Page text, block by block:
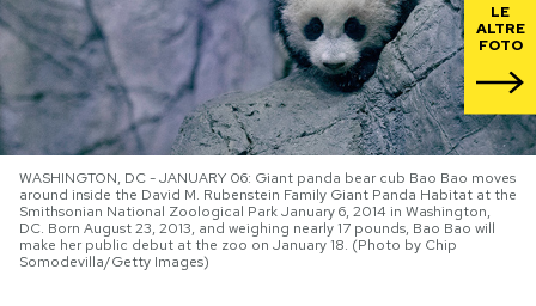
PODCAST
NEWSLETTER
I MIEI PREFERITI
LE
ALTRE
FOTO
WASHINGTON, DC - JANUARY 06: Giant panda bear cub Bao Bao moves
around inside the David M. Rubenstein Family Giant Panda Habitat at the
Smithsonian National Zoological Park January 6, 2014 in Washington,
DC. Born August 23, 2013, and weighing nearly 17 pounds, Bao Bao will
make her public debut at the zoo on January 18. (Photo by Chip
Somodevilla/Getty Images)